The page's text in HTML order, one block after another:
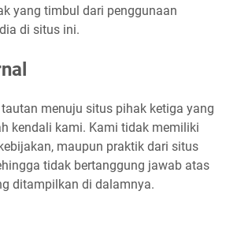
yang timbul dari penggunaan
di situs ini.
menuju situs pihak ketiga yang
kendali kami. Kami tidak memiliki
maupun praktik dari situs
tidak bertanggung jawab atas
ditampilkan di dalamnya.